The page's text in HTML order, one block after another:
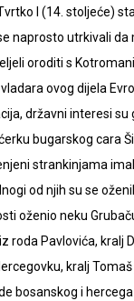
I (14. stoljeće)
naprosto utrkivali da
oroditi s
ovog dijela
državni interesi su
bugarskog cara
strankinjama
od njih su se
oženio neku
roda Pavlovića, kralj
kralj
bosanskog i